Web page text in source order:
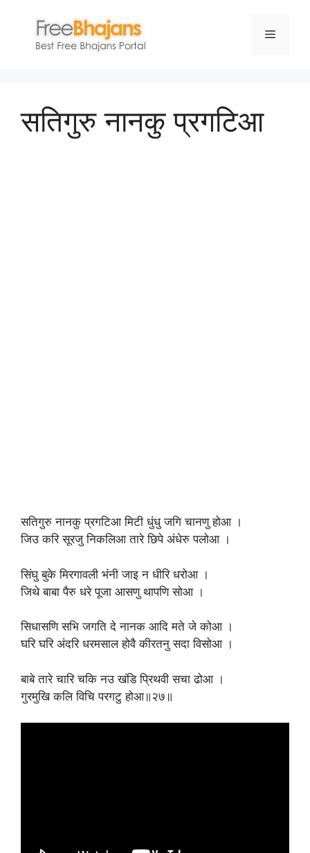
content
Menu
सतिगुरु नानकु प्रगटिआ
सतिगुरु नानकु प्रगटिआ मिटी धुंधु जगि चानणु होआ ।
जिउ करि सूरजु निकलिआ तारे छिपे अंधेरु पलोआ ।
सिंघु बुके मिरगावली भंनी जाइ न धीरि धरोआ ।
जिथे बाबा पैरु धरे पूजा आसणु थापणि सोआ ।
सिधासणि सभि जगति दे नानक आदि मते जे कोआ ।
घरि घरि अंदरि धरमसाल होवै कीरतनु सदा विसोआ ।
बाबे तारे चारि चकि नउ खंडि प्रिथवी सचा ढोआ ।
गुरमुखि कलि विचि परगटु होआ॥२७॥